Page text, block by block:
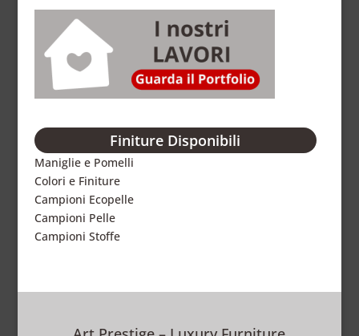
Finiture Disponibili
Maniglie e Pomelli
Colori e Finiture
Campioni Ecopelle
Campioni Pelle
Campioni Stoffe